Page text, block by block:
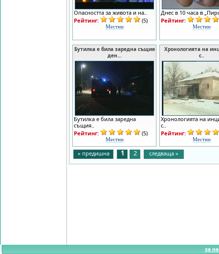
Опасността за живота и на..
Рейтинг:
(5)
Местни
Днес в 10 часа в
Рейтинг:
Местни
Бутилка е била заредна същия
ден...
Бутилка е била заредна
същия..
Рейтинг:
(5)
Местни
Хронологията на
с..
Хронологията на
с..
Рейтинг:
Местни
« предишна 1 2 следваща »
за